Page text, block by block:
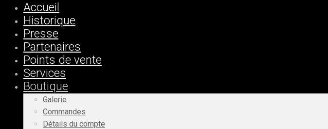
Accueil
Historique
Presse
Partenaires
Points de vente
Services
Boutique
Galerie
Commandes
Détails du compte